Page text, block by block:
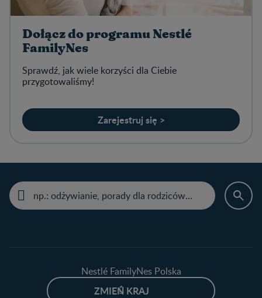
Dołącz do programu Nestlé
FamilyNes
Sprawdź, jak wiele korzyści dla Ciebie
przygotowaliśmy!
Zarejestruj się >
Nestlé FamilyNes Polska
ZMIEŃ KRAJ